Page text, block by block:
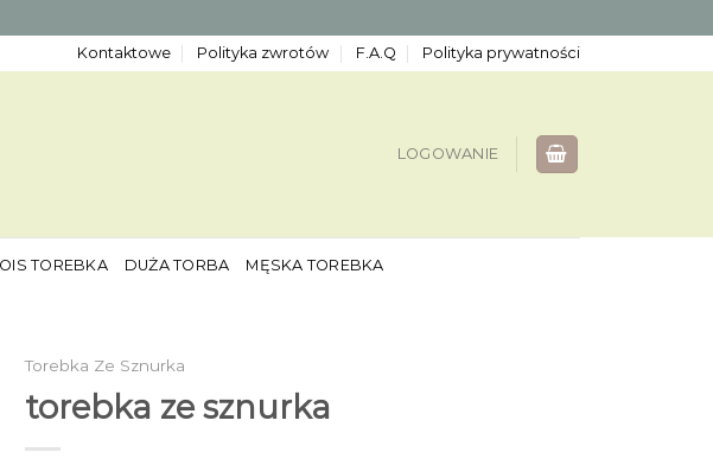
Kontaktowe Polityka zwrotów F.A.Q Polityka prywatności
LOGOWANIE
TOREBKA DUŻA TORBA MĘSKA TOREBKA
Torebka Ze Sznurka
torebka ze sznurka